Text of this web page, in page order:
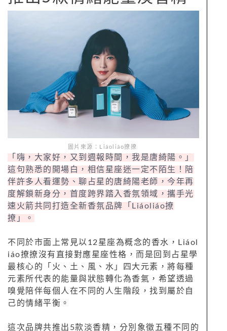
└ 水象：巨蟹座、天蠍座、雙魚座
以占星四大元素為靈感！
推出5款情緒能量淡香精
「嗨，大家好，又到週報時間，我是唐綺陽。」
這句熟悉的開場白，相信星座迷一定不陌生！陪
伴許多人看運勢、聊占星的唐綺陽老師，今年再
度解鎖新身分，首度跨界踏入香氛領域，攜手光
速火箭共同打造全新香氛品牌「Liáoliáo撩
撩」。
不同於市面上常見以12星座為概念的香水，Liáol